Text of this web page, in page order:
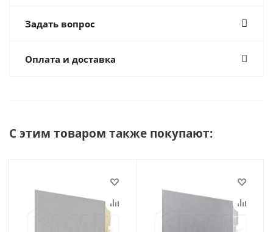
Задать вопрос
Оплата и доставка
С этим товаром также покупают: